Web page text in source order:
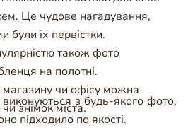
Це чудове нагадування,
були їх первістки.
також фото
на полотні.
чи офісу можна
знімок міста.з будь-якого фото,
підходило по якості.